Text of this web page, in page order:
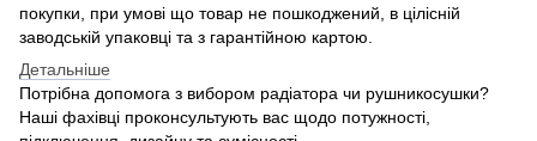
покупки, при умові що товар не пошкоджений, в цілісній
заводській упаковці та з гарантійною картою.
Детальніше
Потрібна допомога з вибором радіатора чи рушникосушки?
Наші фахівці проконсультують вас щодо потужності,